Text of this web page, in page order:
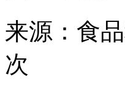
来源： 食
次